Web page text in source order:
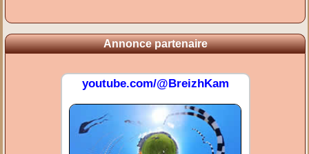
Annonce partenaire
youtube.com/@BreizhKam